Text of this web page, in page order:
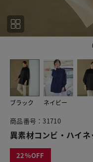
ブラック ネイビー
商品番号：31710
異素材コンビ・ハイ
22
この商品をシェアする